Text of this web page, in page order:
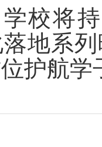
校将
地系
护航